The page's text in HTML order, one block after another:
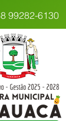
99282-6130